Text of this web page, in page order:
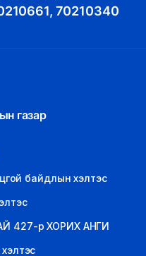
70210340
газар
байдлын хэлтэс
427-р ХОРИХ АНГИ